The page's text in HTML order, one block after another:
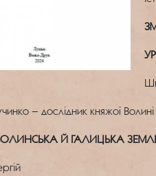
– дослідник княжої Волині
Й ГАЛИЦЬКА